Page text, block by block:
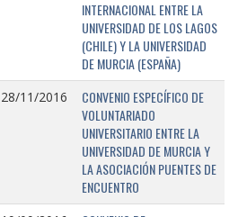
INTERNACIONAL ENTRE LA
UNIVERSIDAD DE LOS LAGOS
(CHILE) Y LA UNIVERSIDAD
DE MURCIA (ESPAÑA)
28/11/2016
CONVENIO ESPECÍFICO DE
VOLUNTARIADO
UNIVERSITARIO ENTRE LA
UNIVERSIDAD DE MURCIA Y
LA ASOCIACIÓN PUENTES DE
ENCUENTRO